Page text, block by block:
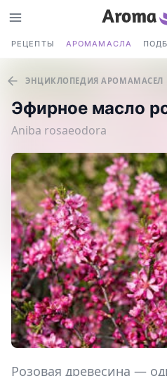
РЕЦЕПТЫ АРОМАМАСЛА
ЭНЦИКЛОПЕДИЯ АРОМАМАСЕЛ
Эфирное масло
Aniba rosaeodora
Розовая древесина —